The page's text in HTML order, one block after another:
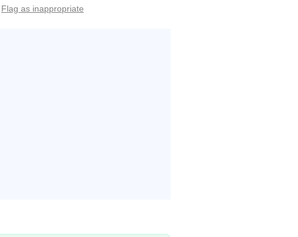
Flag as inappropriate